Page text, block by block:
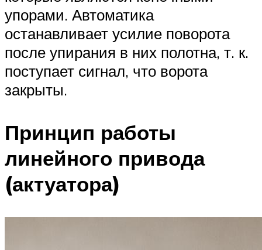
упорами. Автоматика
останавливает усилие поворота
после упирания в них полотна, т. к.
поступает сигнал, что ворота
закрыты.
Принцип работы
линейного привода
(актуатора)